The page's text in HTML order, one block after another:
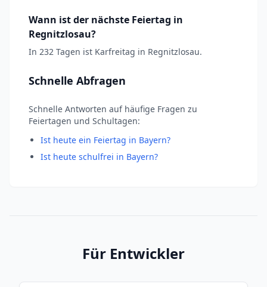
Wann ist der nächste Feiertag in
Regnitzlosau?
In 232 Tagen ist Karfreitag in Regnitzlosau.
Schnelle Abfragen
Schnelle Antworten auf häufige Fragen zu
Feiertagen und Schultagen:
Ist heute ein Feiertag in Bayern?
Ist heute schulfrei in Bayern?
Für Entwickler